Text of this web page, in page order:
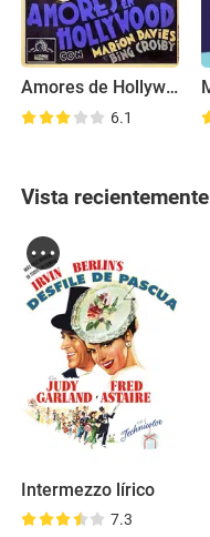
Amores de Hollywood
6.1
Vista recientemente
Intermezzo lírico
7.3